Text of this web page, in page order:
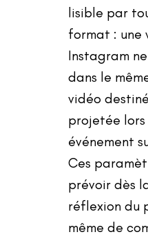
lisible par
format : une
Instagram
dans le
vidéo
projetée lors
événement
Ces
prévoir dès
réflexion du
même de